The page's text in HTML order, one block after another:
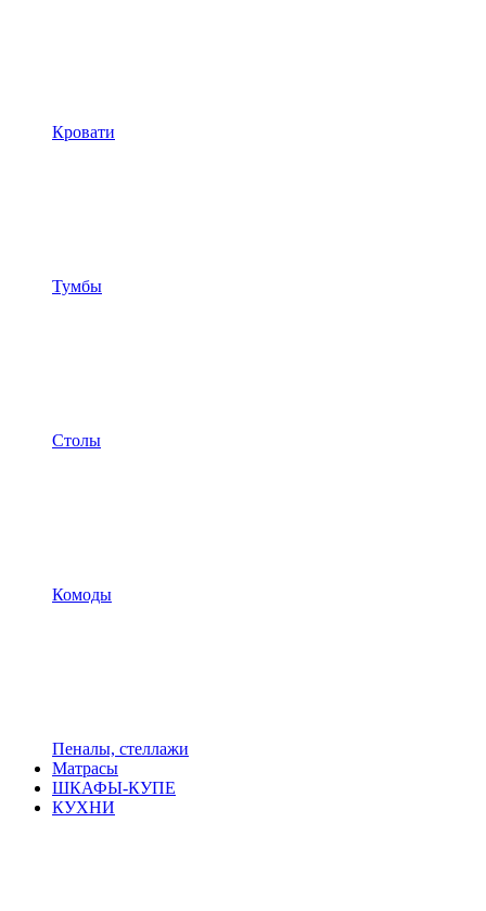
Кровати
Тумбы
Столы
Комоды
Пеналы, стеллажи
Матрасы
ШКАФЫ-КУПЕ
КУХНИ